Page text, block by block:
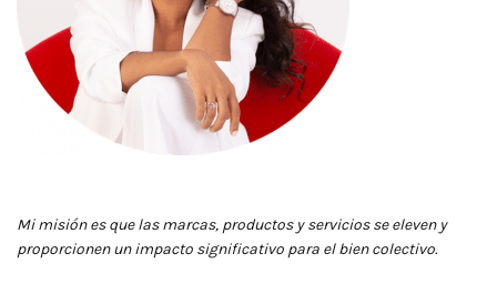
Mi misión es que las marcas, productos y servicios se eleven y
proporcionen un impacto significativo para el bien colectivo.